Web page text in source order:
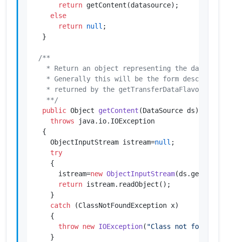
return getContent(datasource);
else
return null ;
  }
/**
* Return an object representing the data in
* Generally this will be the form described
* returned by the getTransferDataFlavors
   **/
public Object getContent (DataSource ds)
throws java.io.IOException
  {
    ObjectInputStream istream=
null ;
try
    {
      istream=
new ObjectInputStream
return istream.readObject();
    }
catch (ClassNotFoundException x)
    {
throw new IOException( "Class not found"
    }